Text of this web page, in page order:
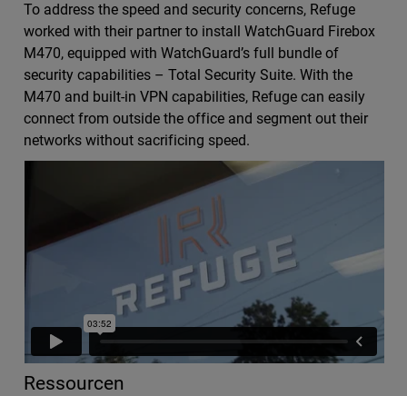
To address the speed and security concerns, Refuge
worked with their partner to install WatchGuard Firebox
M470, equipped with WatchGuard’s full bundle of
security capabilities – Total Security Suite. With the
M470 and built-in VPN capabilities, Refuge can easily
connect from outside the office and segment out their
networks without sacrificing speed.
Ressourcen